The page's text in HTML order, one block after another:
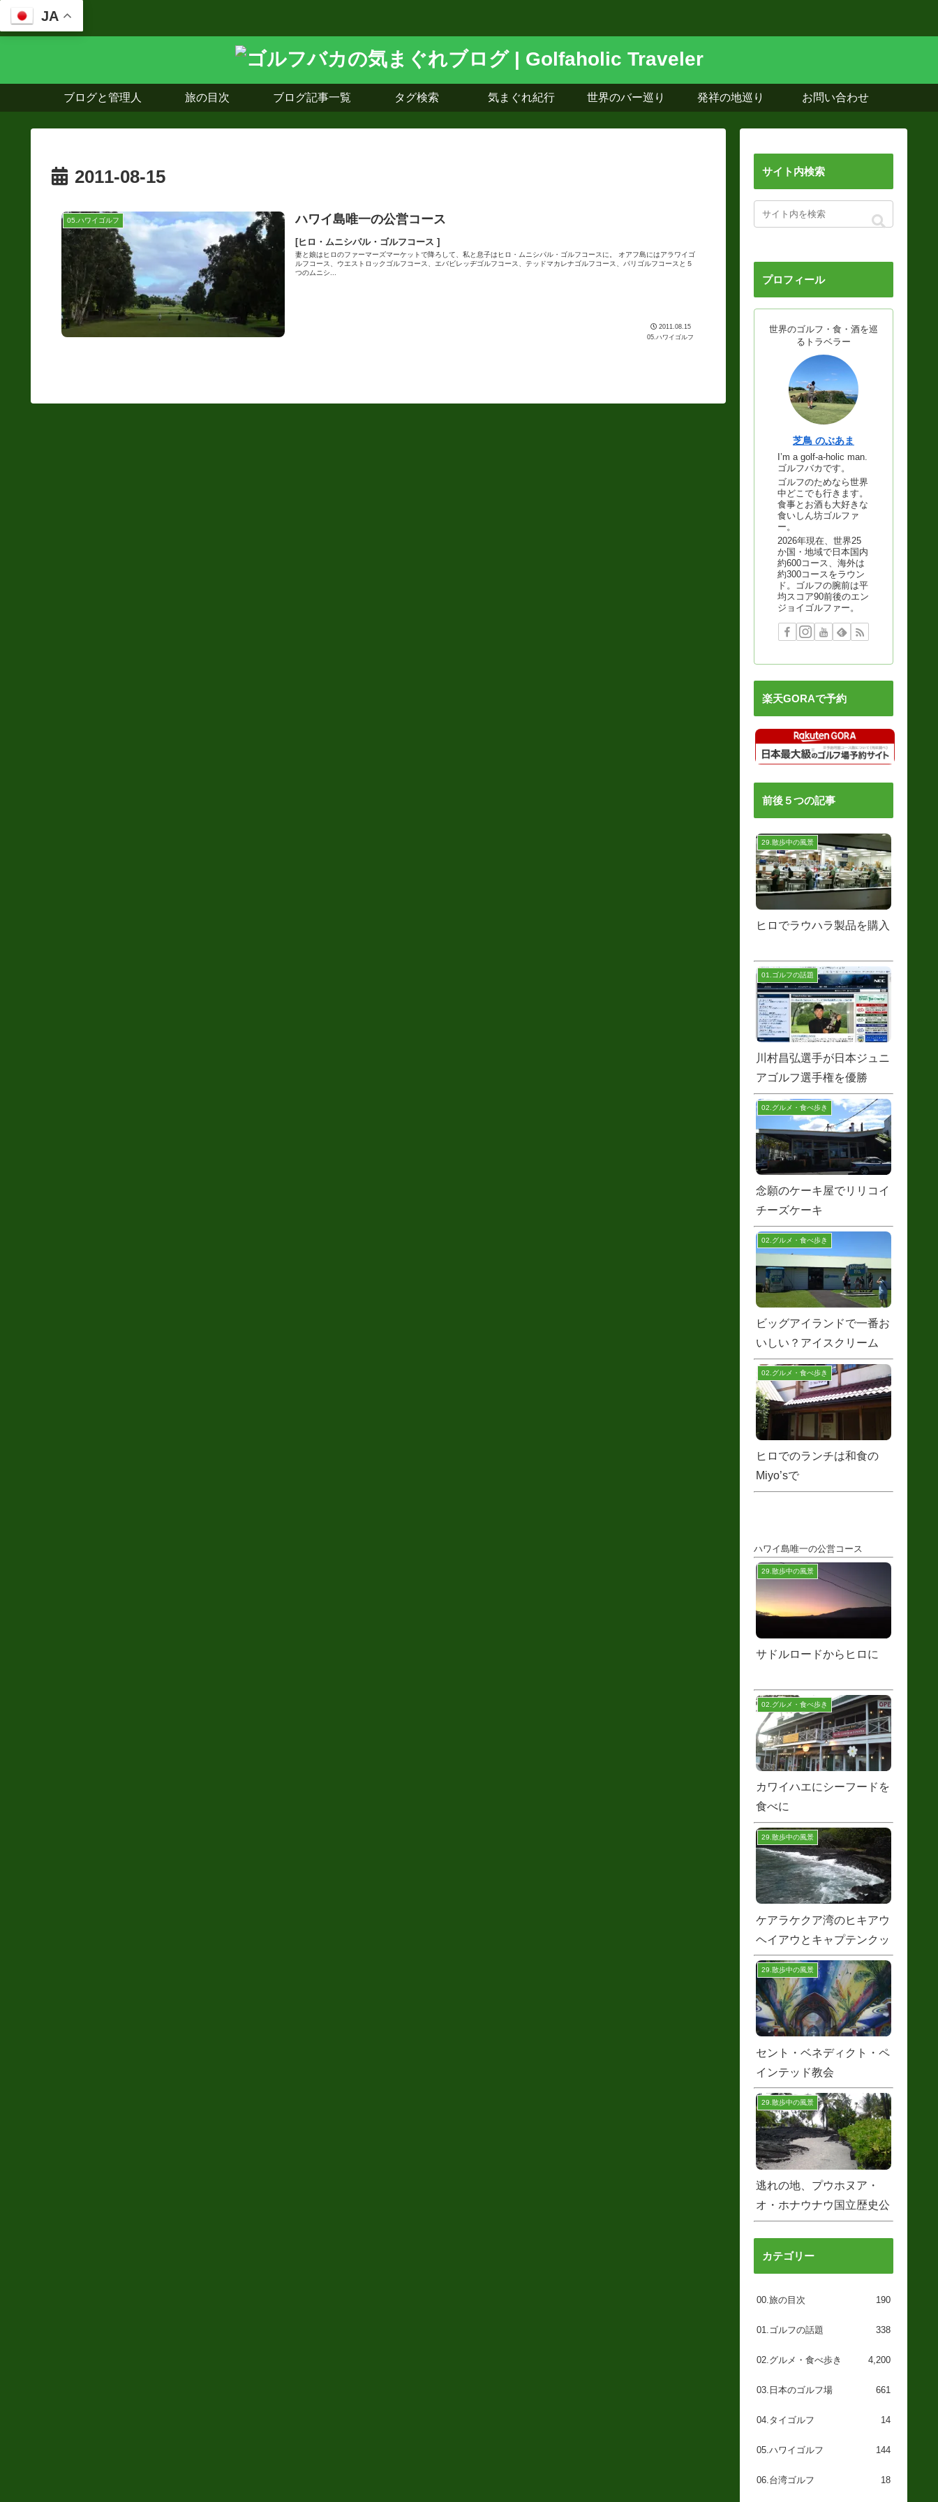
JA
ブログと管理人 旅の目次 ブログ記事一覧 タグ検索 気まぐれ紀行 世界のバー巡り 発祥の地巡り お問い合わせ
2011-08-15
05.ハワイゴルフ ハワイ島唯一の公営コース
[ヒロ・ムニシパル・ゴルフコース ]
妻と娘はヒロのファーマーズマーケットで降ろして、私と息子はヒロ・ムニシパル・ゴルフコースに。 オアフ島にはアラワイゴ
ルフコース、ウエストロックゴルフコース、エバビレッヂゴルフコース、テッドマカレナゴルフコース、パリゴルフコースと５
つのムニシ...
2011.08.15
05.ハワイゴルフ
サイト内検索
プロフィール
世界のゴルフ・食・酒を巡
るトラベラー
芝鳥 のぶあま
I’m a golf-a-holic man.
ゴルフバカです。
ゴルフのためなら世界
中どこでも行きます。
食事とお酒も大好きな
食いしん坊ゴルファ
ー。
2026年現在、世界25
か国・地域で日本国内
約600コース、海外は
約300コースをラウン
ド。ゴルフの腕前は平
均スコア90前後のエン
ジョイゴルファー。
楽天GORAで予約
前後５つの記事
29.散歩中の風景
ヒロでラウハラ製品を購入
01.ゴルフの話題
川村昌弘選手が日本ジュニ
アゴルフ選手権を優勝
02.グルメ・食べ歩き
念願のケーキ屋でリリコイ
チーズケーキ
02.グルメ・食べ歩き
ビッグアイランドで一番お
いしい？アイスクリーム
02.グルメ・食べ歩き
ヒロでのランチは和食の
Miyo’sで
ハワイ島唯一の公営コース
29.散歩中の風景
サドルロードからヒロに
02.グルメ・食べ歩き
カワイハエにシーフードを
食べに
29.散歩中の風景
ケアラケクア湾のヒキアウ
ヘイアウとキャプテンクッ
ク
29.散歩中の風景
セント・ベネディクト・ペ
インテッド教会
29.散歩中の風景
逃れの地、プウホヌア・
オ・ホナウナウ国立歴史公
園
カテゴリー
00.旅の目次 190
01.ゴルフの話題 338
02.グルメ・食べ歩き 4,200
03.日本のゴルフ場 661
04.タイゴルフ 14
05.ハワイゴルフ 144
06.台湾ゴルフ 18